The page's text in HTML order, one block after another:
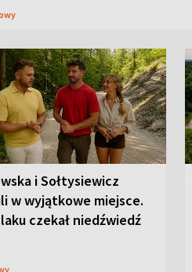
i Sołtysiewicz
w wyjątkowe miejsce.
czekał niedźwiedź